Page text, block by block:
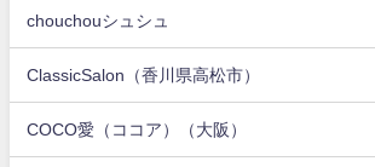
chouchouシュシュ
ClassicSalon（香川県高松市）
COCO愛（ココア）（大阪）